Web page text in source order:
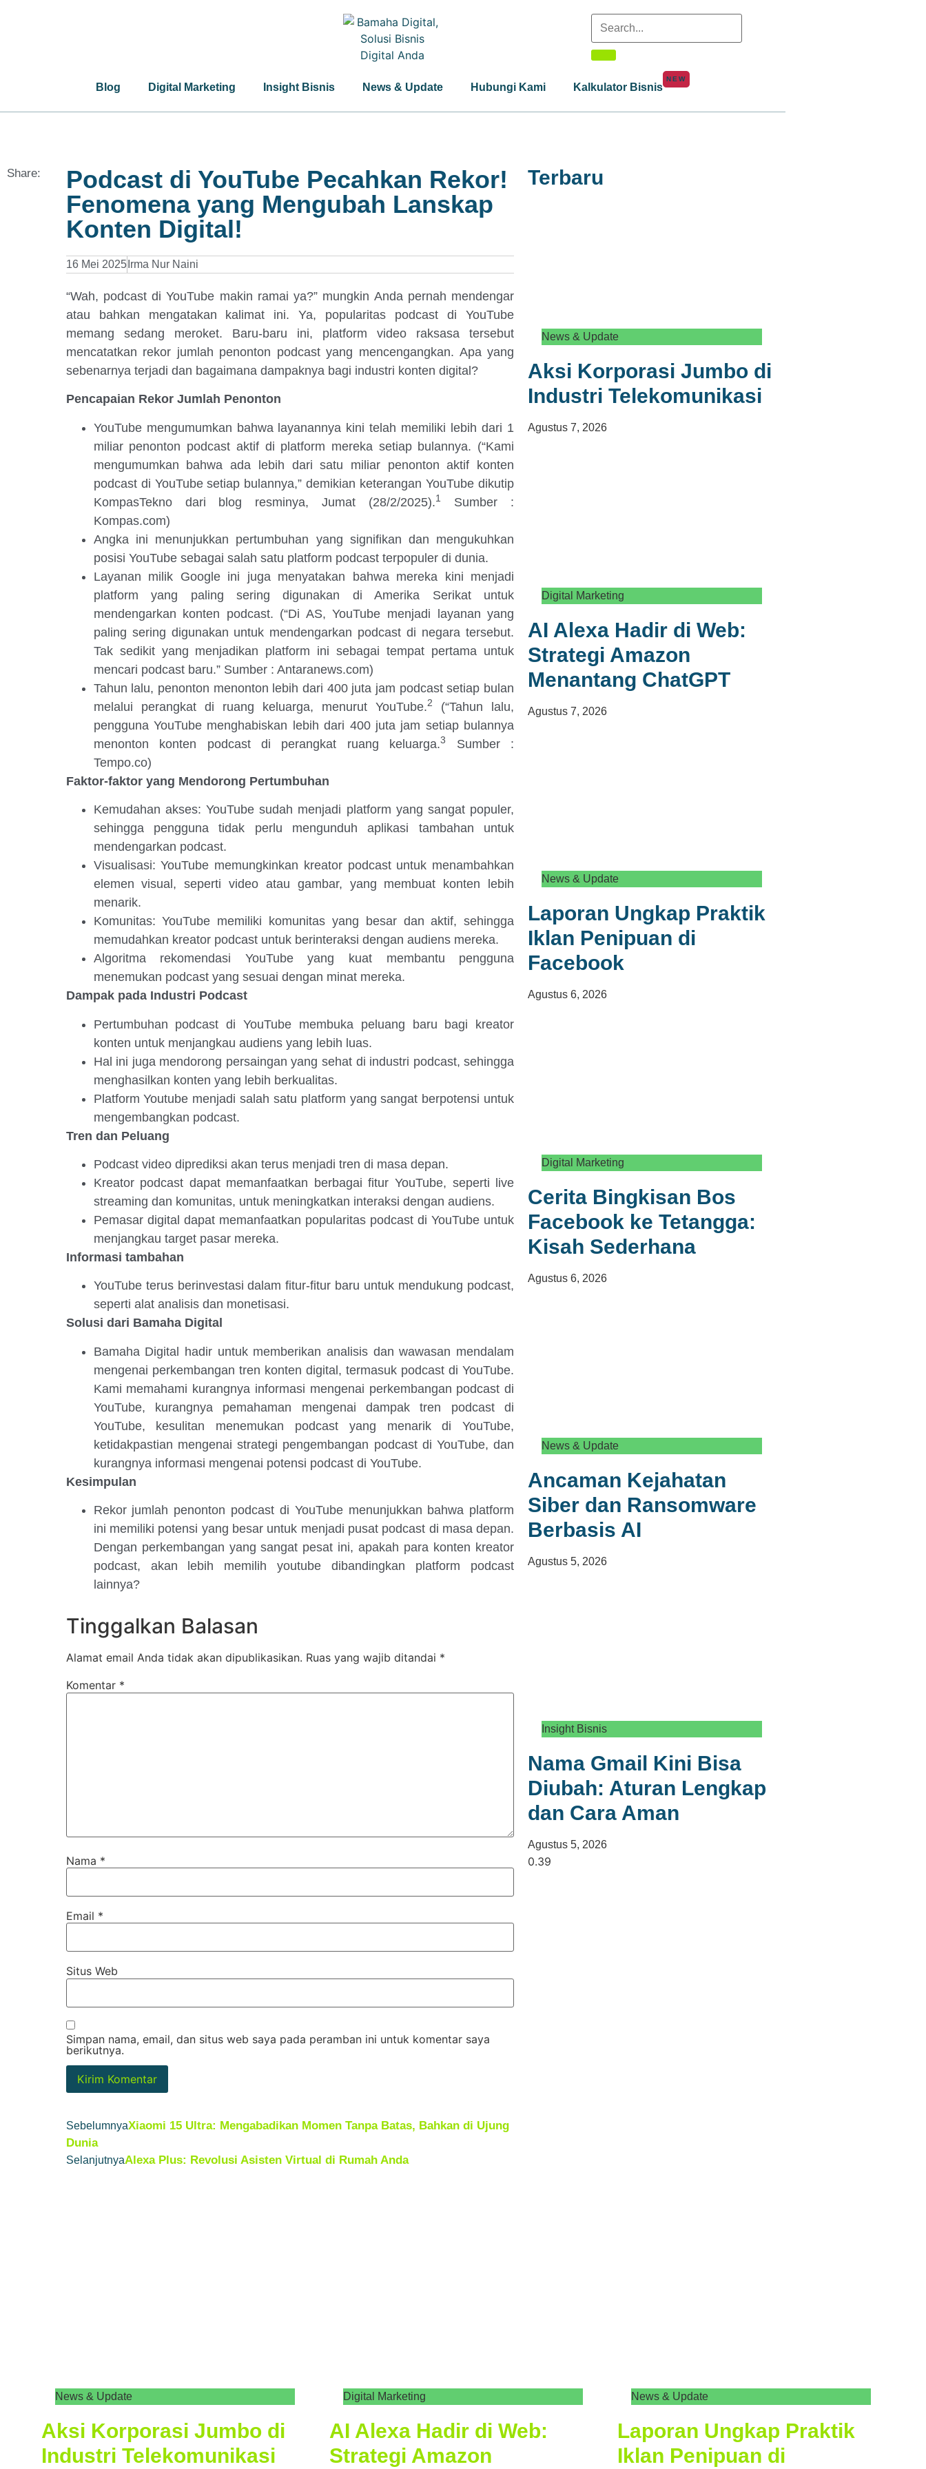
Blog Digital Marketing Insight Bisnis News & Update Hubungi Kami Kalkulator Bisnis
NEW
Share:
Podcast di YouTube Pecahkan Rekor!
Fenomena yang Mengubah Lanskap
Konten Digital!
16 Mei 2025 Irma Nur Naini
“Wah, podcast di YouTube makin ramai ya?” mungkin Anda pernah mendengar
atau bahkan mengatakan kalimat ini. Ya, popularitas podcast di YouTube
memang sedang meroket. Baru-baru ini, platform video raksasa tersebut
mencatatkan rekor jumlah penonton podcast yang mencengangkan. Apa yang
sebenarnya terjadi dan bagaimana dampaknya bagi industri konten digital?
Pencapaian Rekor Jumlah Penonton
YouTube mengumumkan bahwa layanannya kini telah memiliki lebih dari 1
miliar penonton podcast aktif di platform mereka setiap bulannya. (“Kami
mengumumkan bahwa ada lebih dari satu miliar penonton aktif konten
podcast di YouTube setiap bulannya,” demikian keterangan YouTube dikutip
KompasTekno dari blog resminya, Jumat (28/2/2025).1
Sumber :
Kompas.com)
Angka ini menunjukkan pertumbuhan yang signifikan dan mengukuhkan
posisi YouTube sebagai salah satu platform podcast terpopuler di dunia.
Layanan milik Google ini juga menyatakan bahwa mereka kini menjadi
platform yang paling sering digunakan di Amerika Serikat untuk
mendengarkan konten podcast. (“Di AS, YouTube menjadi layanan yang
paling sering digunakan untuk mendengarkan podcast di negara tersebut.
Tak sedikit yang menjadikan platform ini sebagai tempat pertama untuk
mencari podcast baru.” Sumber : Antaranews.com)
Tahun lalu, penonton menonton lebih dari 400 juta jam podcast setiap bulan
melalui perangkat di ruang keluarga, menurut YouTube.2 (“Tahun lalu,
pengguna YouTube menghabiskan lebih dari 400 juta jam setiap bulannya
menonton konten podcast di perangkat ruang keluarga.3
Sumber :
Tempo.co)
Faktor-faktor yang Mendorong Pertumbuhan
Kemudahan akses: YouTube sudah menjadi platform yang sangat populer,
sehingga pengguna tidak perlu mengunduh aplikasi tambahan untuk
mendengarkan podcast.
Visualisasi: YouTube memungkinkan kreator podcast untuk menambahkan
elemen visual, seperti video atau gambar, yang membuat konten lebih
menarik.
Komunitas: YouTube memiliki komunitas yang besar dan aktif, sehingga
memudahkan kreator podcast untuk berinteraksi dengan audiens mereka.
Algoritma rekomendasi YouTube yang kuat membantu pengguna
menemukan podcast yang sesuai dengan minat mereka.
Dampak pada Industri Podcast
Pertumbuhan podcast di YouTube membuka peluang baru bagi kreator
konten untuk menjangkau audiens yang lebih luas.
Hal ini juga mendorong persaingan yang sehat di industri podcast, sehingga
menghasilkan konten yang lebih berkualitas.
Platform Youtube menjadi salah satu platform yang sangat berpotensi untuk
mengembangkan podcast.
Tren dan Peluang
Podcast video diprediksi akan terus menjadi tren di masa depan.
Kreator podcast dapat memanfaatkan berbagai fitur YouTube, seperti live
streaming dan komunitas, untuk meningkatkan interaksi dengan audiens.
Pemasar digital dapat memanfaatkan popularitas podcast di YouTube untuk
menjangkau target pasar mereka.
Informasi tambahan
YouTube terus berinvestasi dalam fitur-fitur baru untuk mendukung podcast,
seperti alat analisis dan monetisasi.
Solusi dari Bamaha Digital
Bamaha Digital hadir untuk memberikan analisis dan wawasan mendalam
mengenai perkembangan tren konten digital, termasuk podcast di YouTube.
Kami memahami kurangnya informasi mengenai perkembangan podcast di
YouTube, kurangnya pemahaman mengenai dampak tren podcast di
YouTube, kesulitan menemukan podcast yang menarik di YouTube,
ketidakpastian mengenai strategi pengembangan podcast di YouTube, dan
kurangnya informasi mengenai potensi podcast di YouTube.
Kesimpulan
Rekor jumlah penonton podcast di YouTube menunjukkan bahwa platform
ini memiliki potensi yang besar untuk menjadi pusat podcast di masa depan.
Dengan perkembangan yang sangat pesat ini, apakah para konten kreator
podcast, akan lebih memilih youtube dibandingkan platform podcast
lainnya?
Tinggalkan Balasan
Alamat email Anda tidak akan dipublikasikan. Ruas yang wajib ditandai *
Komentar *
Nama *
Email *
Situs Web
Simpan nama, email, dan situs web saya pada peramban ini untuk komentar saya
berikutnya.
SebelumnyaXiaomi 15 Ultra: Mengabadikan Momen Tanpa Batas, Bahkan di Ujung
Dunia
SelanjutnyaAlexa Plus: Revolusi Asisten Virtual di Rumah Anda
Terbaru
News & Update
Aksi Korporasi Jumbo di
Industri Telekomunikasi
Agustus 7, 2026
Digital Marketing
AI Alexa Hadir di Web:
Strategi Amazon
Menantang ChatGPT
Agustus 7, 2026
News & Update
Laporan Ungkap Praktik
Iklan Penipuan di
Facebook
Agustus 6, 2026
Digital Marketing
Cerita Bingkisan Bos
Facebook ke Tetangga:
Kisah Sederhana
Agustus 6, 2026
News & Update
Ancaman Kejahatan
Siber dan Ransomware
Berbasis AI
Agustus 5, 2026
Insight Bisnis
Nama Gmail Kini Bisa
Diubah: Aturan Lengkap
dan Cara Aman
Agustus 5, 2026
News & Update
Aksi Korporasi Jumbo di
Industri Telekomunikasi
Digital Marketing
AI Alexa Hadir di Web:
Strategi Amazon
News & Update
Laporan Ungkap Praktik
Iklan Penipuan di